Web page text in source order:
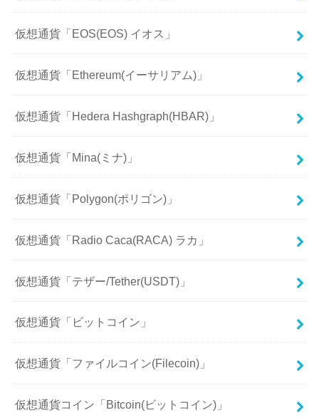
仮想通貨「EOS(EOS) イオス」
仮想通貨「Ethereum(イーサリアム)」
仮想通貨「Hedera Hashgraph(HBAR)」
仮想通貨「Mina(ミナ)」
仮想通貨「Polygon(ポリゴン)」
仮想通貨「Radio Caca(RACA) ラカ」
仮想通貨「テザー/Tether(USDT)」
仮想通貨「ビットコイン」
仮想通貨「ファイルコイン(Filecoin)」
仮想通貨コイン「Bitcoin(ビットコイン)」